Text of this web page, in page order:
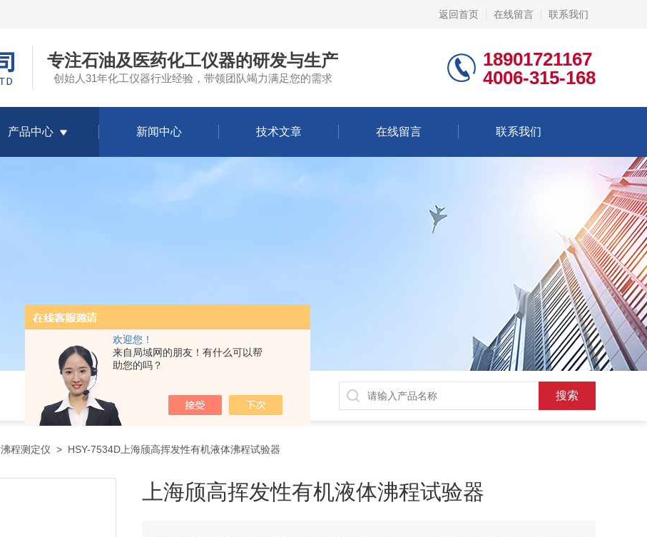
欢迎您！
来自局域网的朋友！有什么可以帮
助您的吗？
返回首页 在线留言 联系我们
专注石油及医药化工仪器的研发与生产
创始人31年化工仪器行业经验，带领团队竭力满足您的需求
18901721167
4006-315-168
产品中心 新闻中心 技术文章 在线留言 联系我们
沸程测定仪 > HSY-7534D上海颀高挥发性有机液体沸程试验器
上海颀高挥发性有机液体沸程试验器